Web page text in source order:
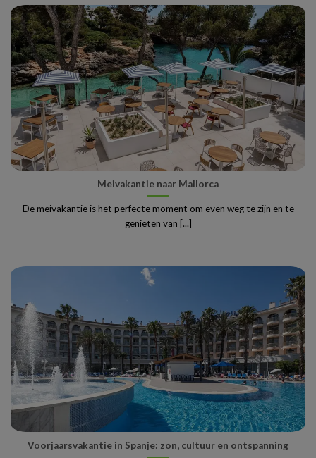
Meivakantie naar Mallorca
De meivakantie is het perfecte moment om even weg te zijn en te
genieten van [...]
Voorjaarsvakantie in Spanje: zon, cultuur en ontspanning